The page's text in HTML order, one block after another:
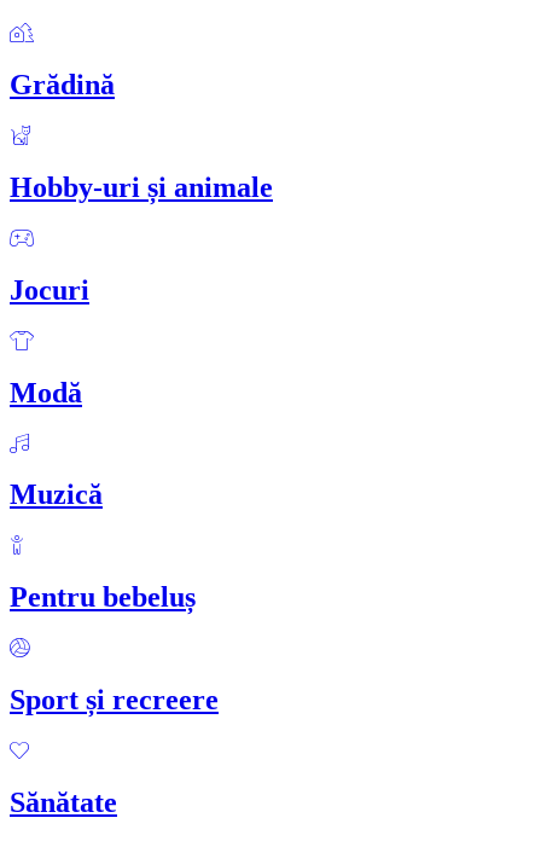
Grădină
Hobby-uri și animale
Jocuri
Modă
Muzică
Pentru bebeluș
Sport și recreere
Sănătate